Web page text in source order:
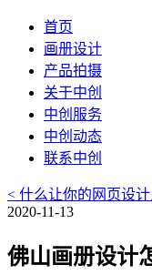
首页
画册设计
产品拍摄
关于中创
中创服务
中创动态
联系中创
< 什么让你的网页设计
2020-11-13
佛山画册设计